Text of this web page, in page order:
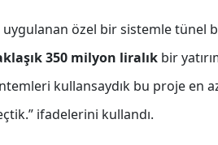
uygulanan özel bir sistemle tünel
350 milyon liralık bir
kullansaydık bu proje en
ifadelerini kullandı.